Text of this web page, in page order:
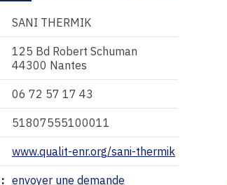
SANI THERMIK
125 Bd Robert Schuman
44300 Nantes
06 72 57 17 43
51807555100011
www.qualit-enr.org/sani-thermik
envoyer une demande